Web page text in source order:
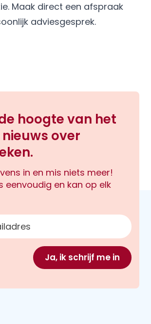
Maak direct een afspraak
adviesgesprek.
hoogte van het
over
in en mis niets meer!
eenvoudig en kan op elk
Ja, ik schrijf me in